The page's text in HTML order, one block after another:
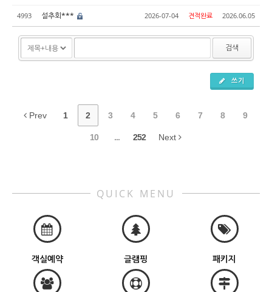
4993 설추회*** 2026-07-04 견적완료 2026.06.05
검색
쓰기
Prev 1 2 3 4 5 6 7 8 9
10 ... 252 Next
QUICK MENU
객실예약 글램핑 패키지